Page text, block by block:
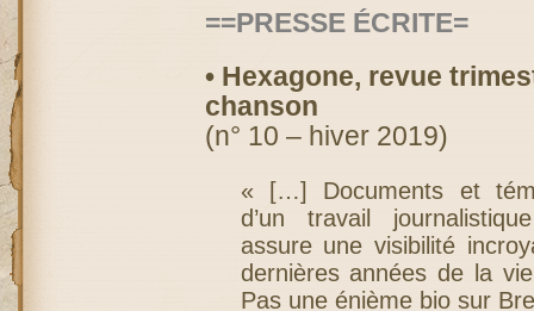
==PRESSE ÉCRITE=
• Hexagone, revue
chanson
(n° 10 – hiver 2019)
« […] Documents et
d’un travail
assure une visibilité
dernières années de la
Pas une énième bio sur